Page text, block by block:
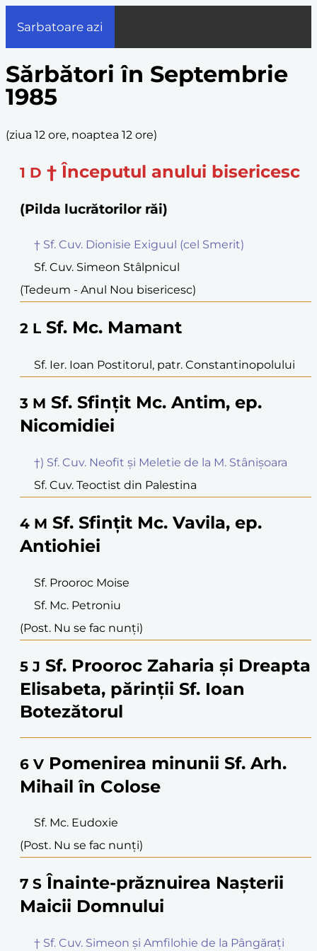
Sarbatoare azi
Sărbători în Septembrie
1985
(ziua 12 ore, noaptea 12 ore)
1 D † Începutul anului bisericesc
(Pilda lucrătorilor răi)
† Sf. Cuv. Dionisie Exiguul (cel Smerit)
Sf. Cuv. Simeon Stâlpnicul
(Tedeum - Anul Nou bisericesc)
2 L Sf. Mc. Mamant
Sf. Ier. Ioan Postitorul, patr. Constantinopolului
3 M Sf. Sfințit Mc. Antim, ep.
Nicomidiei
†) Sf. Cuv. Neofit și Meletie de la M. Stânișoara
Sf. Cuv. Teoctist din Palestina
4 M Sf. Sfințit Mc. Vavila, ep.
Antiohiei
Sf. Prooroc Moise
Sf. Mc. Petroniu
(Post. Nu se fac nunți)
5 J Sf. Prooroc Zaharia și Dreapta
Elisabeta, părinții Sf. Ioan
Botezătorul
6 V Pomenirea minunii Sf. Arh.
Mihail în Colose
Sf. Mc. Eudoxie
(Post. Nu se fac nunți)
7 S Înainte-prăznuirea Nașterii
Maicii Domnului
† Sf. Cuv. Simeon și Amfilohie de la Pângărați